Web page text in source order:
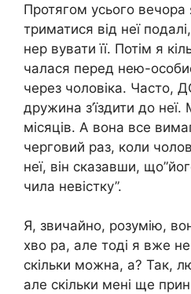
Протягом усього
триматися від неї
нер вувати її. Потім я
чалася перед нею-
через чоловіка. Часто,
дружина з’їздити до
місяців. А вона все
черговий раз, коли
неї, він сказавши,
чила невістку”.
Я, звичайно, розумію,
хво ра, але тоді я вже
скільки можна, а? Так,
але скільки мені ще